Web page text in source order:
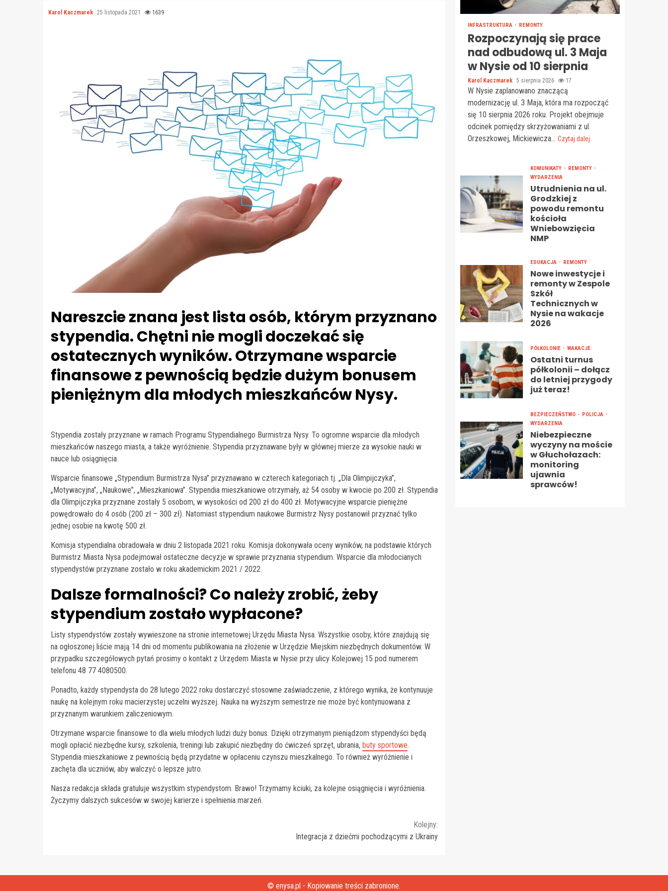
Karol Kaczmarek 25 listopada 2021 1639
Nareszcie znana jest lista osób, którym przyznano
stypendia. Chętni nie mogli doczekać się
ostatecznych wyników. Otrzymane wsparcie
finansowe z pewnością będzie dużym bonusem
pieniężnym dla młodych mieszkańców Nysy.
Stypendia zostały przyznane w ramach Programu Stypendialnego Burmistrza Nysy. To ogromne wsparcie dla młodych
mieszkańców naszego miasta, a także wyróżnienie. Stypendia przyznawane były w głównej mierze za wysokie nauki w
nauce lub osiągnięcia.
Wsparcie finansowe „Stypendium Burmistrza Nysa” przyznawano w czterech kategoriach tj. „Dla Olimpijczyka”,
„Motywacyjna”, „Naukowe”, „Mieszkaniowa”. Stypendia mieszkaniowe otrzymały, aż 54 osoby w kwocie po 200 zł. Stypendia
dla Olimpijczyka przyznane zostały 5 osobom, w wysokości od 200 zł do 400 zł. Motywacyjne wsparcie pieniężne
powędrowało do 4 osób (200 zł – 300 zł). Natomiast stypendium naukowe Burmistrz Nysy postanowił przyznać tylko
jednej osobie na kwotę 500 zł.
Komisja stypendialna obradowała w dniu 2 listopada 2021 roku. Komisja dokonywała oceny wyników, na podstawie których
Burmistrz Miasta Nysa podejmował ostateczne decyzje w sprawie przyznania stypendium. Wsparcie dla młodocianych
stypendystów przyznane zostało w roku akademickim 2021 / 2022.
Dalsze formalności? Co należy zrobić, żeby
stypendium zostało wypłacone?
Listy stypendystów zostały wywieszone na stronie internetowej Urzędu Miasta Nysa. Wszystkie osoby, które znajdują się
na ogłoszonej liście mają 14 dni od momentu publikowania na złożenie w Urzędzie Miejskim niezbędnych dokumentów. W
przypadku szczegółowych pytań prosimy o kontakt z Urzędem Miasta w Nysie przy ulicy Kolejowej 15 pod numerem
telefonu 48 77 4080500.
Ponadto, każdy stypendysta do 28 lutego 2022 roku dostarczyć stosowne zaświadczenie, z którego wynika, że kontynuuje
naukę na kolejnym roku macierzystej uczelni wyższej. Nauka na wyższym semestrze nie może być kontynuowana z
przyznanym warunkiem zaliczeniowym.
Otrzymane wsparcie finansowe to dla wielu młodych ludzi duży bonus. Dzięki otrzymanym pieniądzom stypendyści będą
mogli opłacić niezbędne kursy, szkolenia, treningi lub zakupić niezbędny do ćwiczeń sprzęt, ubrania, buty sportowe.
Stypendia mieszkaniowe z pewnością będą przydatne w opłaceniu czynszu mieszkalnego. To również wyróżnienie i
zachęta dla uczniów, aby walczyć o lepsze jutro.
Nasza redakcja składa gratuluje wszystkim stypendystom. Brawo! Trzymamy kciuki, za kolejne osiągnięcia i wyróżnienia.
Życzymy dalszych sukcesów w swojej karierze i spełnienia marzeń.
Kolejny:
Integracja z dziećmi pochodzącymi z Ukrainy
INFRASTRUKTURA REMONTY
Rozpoczynają się prace
nad odbudową ul. 3 Maja
w Nysie od 10 sierpnia
Karol Kaczmarek 5 sierpnia 2026 17
W Nysie zaplanowano znaczącą
modernizację ul. 3 Maja, która ma rozpocząć
się 10 sierpnia 2026 roku. Projekt obejmuje
odcinek pomiędzy skrzyżowaniami z ul.
Orzeszkowej, Mickiewicza... Czytaj dalej
KOMUNIKATY
REMONTY
WYDARZENIA
Utrudnienia na ul.
Grodzkiej z
powodu remontu
kościoła
Wniebowzięcia
NMP
EDUKACJA REMONTY
Nowe inwestycje i
remonty w Zespole
Szkół
Technicznych w
Nysie na wakacje
2026
PÓŁKOLONIE WAKACJE
Ostatni turnus
półkolonii – dołącz
do letniej przygody
już teraz!
BEZPIECZEŃSTWO
POLICJA
WYDARZENIA
Niebezpieczne
wyczyny na moście
w Głuchołazach:
monitoring
ujawnia
sprawców!
© enysa.pl - Kopiowanie treści zabronione.